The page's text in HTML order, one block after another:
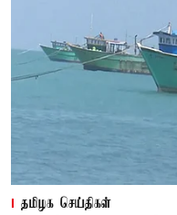
தமிழக செய்திகள்